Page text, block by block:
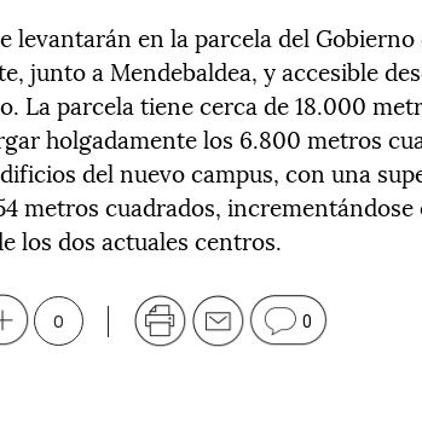
levantarán en la parcela del
junto a Mendebaldea, y accesible
La parcela tiene cerca de 18.000
holgadamente los 6.800 metros
del nuevo campus, con una
metros cuadrados, incrementándose
los dos actuales centros.
0 0